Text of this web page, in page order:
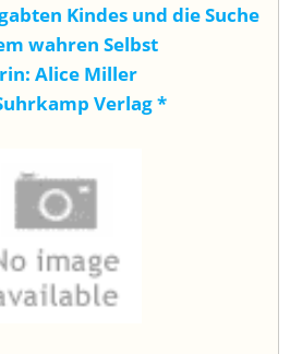
Kindes und die Suche
wahren Selbst
Alice Miller
Verlag*